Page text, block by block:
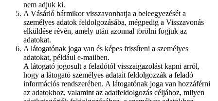
nem adjuk ki.
A Vásárló bármikor visszavonhatja a beleegyezését a
személyes adatok feldolgozásába, mégpedig a Visszavonás
elküldése révén, amely után azonnal törölni fogjuk az
adatokat.
A látogatónak joga van és képes frissíteni a személyes
adatokat, például e-mailben.
A látogató jogosult a feladótól visszaigazolást kapni arról,
hogy a látogató személyes adatait feldolgozzák a feladó
információs rendszerében. A látogatónak joga van hozzáférni
az adatokhoz, valamint az adatfeldolgozás céljához, milyen